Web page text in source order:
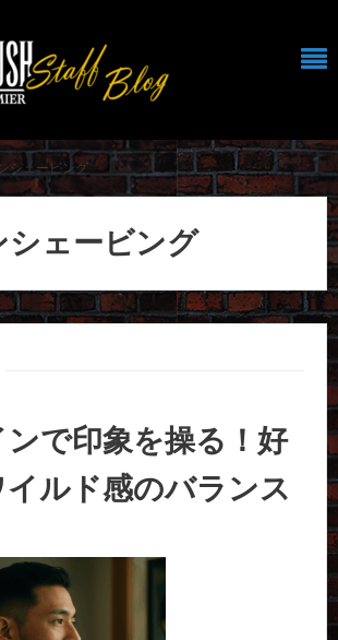
シェービング
シェービング
で印象を操る！好
ルド感のバランス